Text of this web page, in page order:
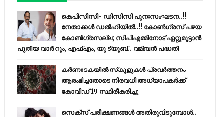
കെപിസിസി- ഡിസിസി പുനഃസംഘടന..!!
നേതാക്കൾ ഡൽഹിയിൽ..!! കോണ്‍ഗ്രസ് പഴയ
കോണ്‍ഗ്രസല്ല; സിപിഎമ്മിനോട് ഏറ്റുമുട്ടാന്‍
പുതിയ വാര്‍ റൂം, എഫ്‌എം, യു ട്യൂബ്.. വമ്ബന്‍ പദ്ധതി
കര്‍ണാടകയില്‍ സ്‌കൂളുകള്‍ പ്രവര്‍ത്തനം
ആരംഭിച്ചതോടെ നിരവധി അധ്യാപകര്‍ക്ക്
കോവിഡ് 19 സ്ഥിരീകരിച്ചു
സെക്സ് പരീക്ഷണങ്ങൾ അതിരുവിടുമ്പോൾ..